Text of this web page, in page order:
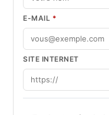
E-MAIL *
SITE INTERNET